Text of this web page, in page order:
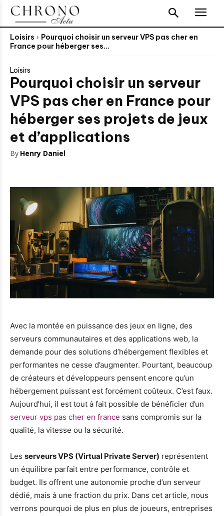
Loisirs
Pourquoi choisir un serveur VPS pas cher en
France pour héberger ses...
Loisirs
Pourquoi choisir un serveur
VPS pas cher en France pour
héberger ses projets de jeux
et d’applications
By Henry Daniel
Avec la montée en puissance des jeux en ligne, des
serveurs communautaires et des applications web, la
demande pour des solutions d’hébergement flexibles et
performantes ne cesse d’augmenter. Pourtant, beaucoup
de créateurs et développeurs pensent encore qu’un
hébergement puissant est forcément coûteux. C’est faux.
Aujourd’hui, il est tout à fait possible de bénéficier d’un
serveur vps pas cher en france sans compromis sur la
qualité, la vitesse ou la sécurité.
Les serveurs VPS (Virtual Private Server) représentent
un équilibre parfait entre performance, contrôle et
budget. Ils offrent une autonomie proche d’un serveur
dédié, mais à une fraction du prix. Dans cet article, nous
verrons pourquoi de plus en plus de joueurs, entreprises